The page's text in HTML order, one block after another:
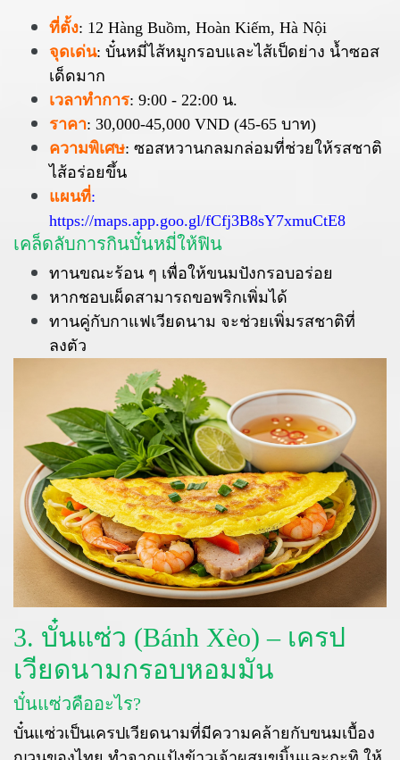
ที่ตั้ง: 12 Hàng Buồm, Hoàn Kiếm, Hà Nội
จุดเด่น: บั๋นหมี่ไส้หมูกรอบและไส้เป็ดย่าง น้ำซอส
เด็ดมาก
เวลาทำการ: 9:00 - 22:00 น.
ราคา: 30,000-45,000 VND (45-65 บาท)
ความพิเศษ: ซอสหวานกลมกล่อมที่ช่วยให้รสชาติ
ไส้อร่อยขึ้น
แผนที่:
https://maps.app.goo.gl/fCfj3B8sY7xmuCtE8
เคล็ดลับการกินบั๋นหมี่ให้ฟิน
ทานขณะร้อน ๆ เพื่อให้ขนมปังกรอบอร่อย
หากชอบเผ็ดสามารถขอพริกเพิ่มได้
ทานคู่กับกาแฟเวียดนาม จะช่วยเพิ่มรสชาติที่
ลงตัว
3. บั๋นแซ่ว (Bánh Xèo) – เครป
เวียดนามกรอบหอมมัน
บั๋นแซ่วคืออะไร?
บั๋นแซ่วเป็นเครปเวียดนามที่มีความคล้ายกับขนมเบื้อง